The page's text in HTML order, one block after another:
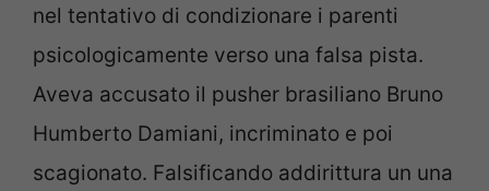
nel tentativo di condizionare i parenti
psicologicamente verso una falsa pista.
Aveva accusato il pusher brasiliano Bruno
Humberto Damiani, incriminato e poi
scagionato. Falsificando addirittura un una